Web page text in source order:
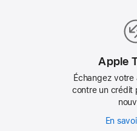
Apple
Échangez
contre un crédit
En